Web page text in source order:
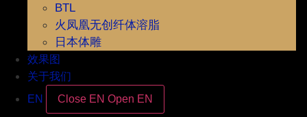
BTL
火凤凰无创纤体溶脂
日本体雕
效果图
关于我们
EN
Close EN Open EN